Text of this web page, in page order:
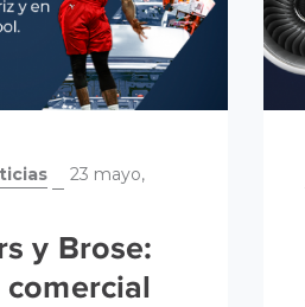
23 mayo,
y Brose: